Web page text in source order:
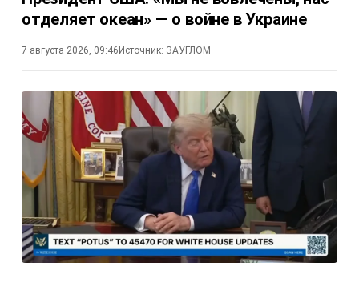
отделяет океан» — о войне в Украине
7 августа 2026, 09:46Источник: ЗАУГЛОМ